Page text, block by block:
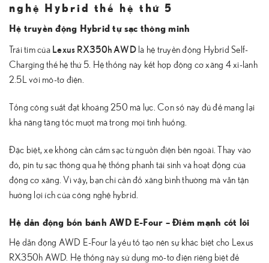
nghệ Hybrid thế hệ thứ 5
Hệ truyền động Hybrid tự sạc thông minh
Trái tim của Lexus RX350h AWDlà hệ truyền động Hybrid Self-
Charging thế hệ thứ 5. Hệ thống này kết hợp động cơ xăng 4 xi-lanh
2.5L với mô-tơ điện.
Tổng công suất đạt khoảng 250 mã lực. Con số này đủ để mang lại
khả năng tăng tốc mượt mà trong mọi tình huống.
Đặc biệt, xe không cần cắm sạc từ nguồn điện bên ngoài. Thay vào
đó, pin tự sạc thông qua hệ thống phanh tái sinh và hoạt động của
động cơ xăng. Vì vậy, bạn chỉ cần đổ xăng bình thường mà vẫn tận
hưởng lợi ích của công nghệ hybrid.
Hệ dẫn động bốn bánh AWD E-Four – Điểm mạnh cốt lõi
Hệ dẫn động AWD E-Four là yếu tố tạo nên sự khác biệt cho Lexus
RX350h AWD. Hệ thống này sử dụng mô-tơ điện riêng biệt để